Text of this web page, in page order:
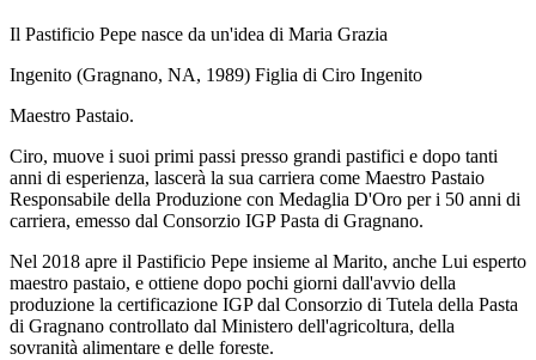
Il Pastificio Pepe nasce da un'idea di Maria Grazia
Ingenito (Gragnano, NA, 1989) Figlia di Ciro Ingenito
Maestro Pastaio.
Ciro, muove i suoi primi passi presso grandi pastifici e dopo tanti
anni di esperienza, lascerà la sua carriera come Maestro Pastaio
Responsabile della Produzione con Medaglia D'Oro per i 50 anni di
carriera, emesso dal Consorzio IGP Pasta di Gragnano.
Nel 2018 apre il Pastificio Pepe insieme al Marito, anche Lui esperto
maestro pastaio, e ottiene dopo pochi giorni dall'avvio della
produzione la certificazione IGP dal Consorzio di Tutela della Pasta
di Gragnano controllato dal Ministero dell'agricoltura, della
sovranità alimentare e delle foreste.